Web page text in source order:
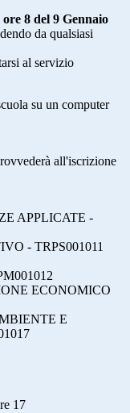
ore 8 del 9 Gennaio
da qualsiasi
al servizio
su un computer
all'iscrizione
APPLICATE -
- TRPS001011
ECONOMICO
E
17